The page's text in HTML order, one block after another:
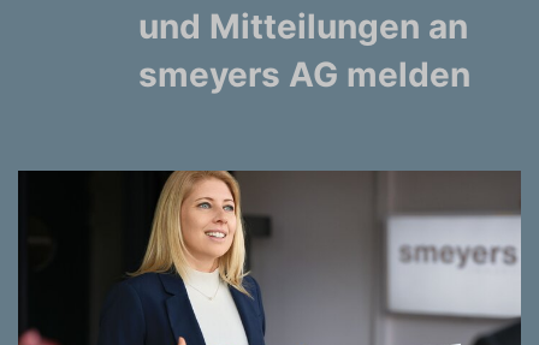
und Mitteilungen an
smeyers AG melden